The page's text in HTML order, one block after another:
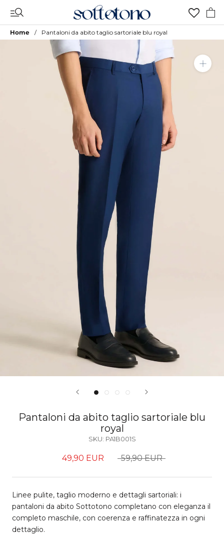
contenuto
Home Pantaloni da abito taglio sartoriale blu royal
Aggiungi a Lista Desideri
Pantaloni da abito taglio sartoriale blu
royal
SKU: PA1B001S
49,90 EUR 59,90 EUR
Linee pulite, taglio moderno e dettagli sartoriali: i
pantaloni da abito Sottotono completano con eleganza il
completo maschile, con coerenza e raffinatezza in ogni
dettaglio.